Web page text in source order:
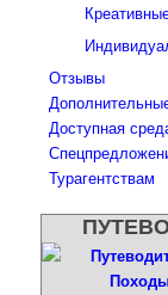
Отзывы
Доступная
Турагентствам